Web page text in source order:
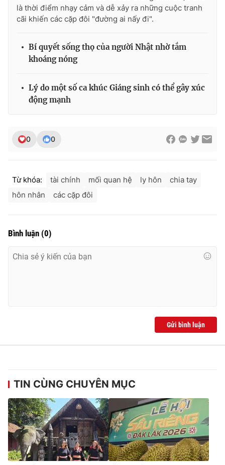
là thời điểm nhạy cảm và dễ xảy ra những cuộc tranh
cãi khiến các cặp đôi "đường ai nấy đi".
Bí quyết sống thọ của người Nhật nhờ tắm
khoáng nóng
Lý do một số ca khúc Giáng sinh có thể gây xúc
động mạnh
0 0
Từ khóa: tài chính mối quan hệ ly hôn
chia tay
hôn nhân
các cặp đôi
Bình luận (0)
Gửi bình luận
TIN CÙNG CHUYÊN MỤC